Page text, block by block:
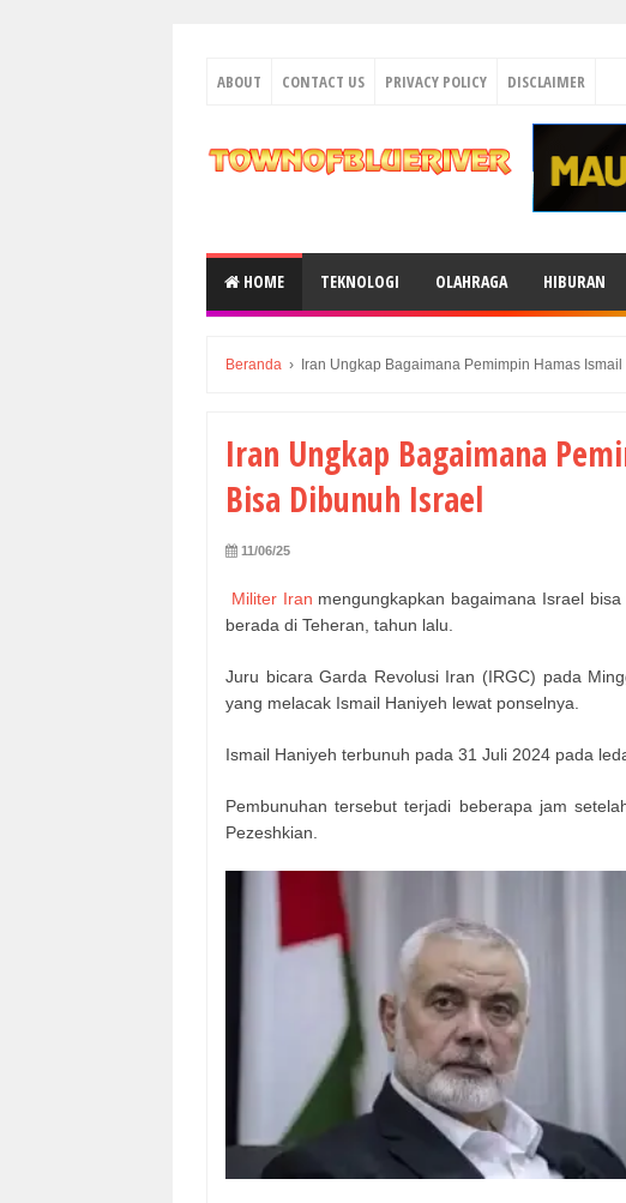
ABOUT CONTACT US PRIVACY POLICY DISCLAIMER
HOME TEKNOLOGI OLAHRAGA HIBURAN
Beranda › Iran Ungkap Bagaimana Pemimpin Hamas
Iran Ungkap Bagaimana
Bisa Dibunuh Israel
11/06/25
Militer Iran mengungkapkan bagaimana Israel
berada di Teheran, tahun lalu.
Juru bicara Garda Revolusi Iran (IRGC) pada
yang melacak Ismail Haniyeh lewat ponselnya.
Ismail Haniyeh terbunuh pada 31 Juli 2024 pada
Pembunuhan tersebut terjadi beberapa jam
Pezeshkian.